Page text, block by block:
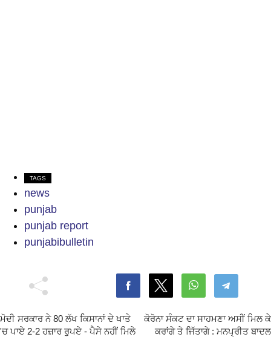
TAGS
news
punjab
punjab report
punjabibulletin
ਮੋਦੀ ਸਰਕਾਰ ਨੇ 80 ਲੱਖ ਕਿਸਾਨਾਂ ਦੇ ਖਾਤੇ
'ਚ ਪਾਏ 2-2 ਹਜ਼ਾਰ ਰੁਪਏ - ਪੈਸੇ ਨਹੀਂ ਮਿਲੇ
ਕੋਰੋਨਾ ਸੰਕਟ ਦਾ ਸਾਹਮਣਾ ਅਸੀਂ ਮਿਲ ਕੇ
ਕਰਾਂਗੇ ਤੇ ਜਿੱਤਾਗੇ : ਮਨਪ੍ਰੀਤ ਬਾਦਲ